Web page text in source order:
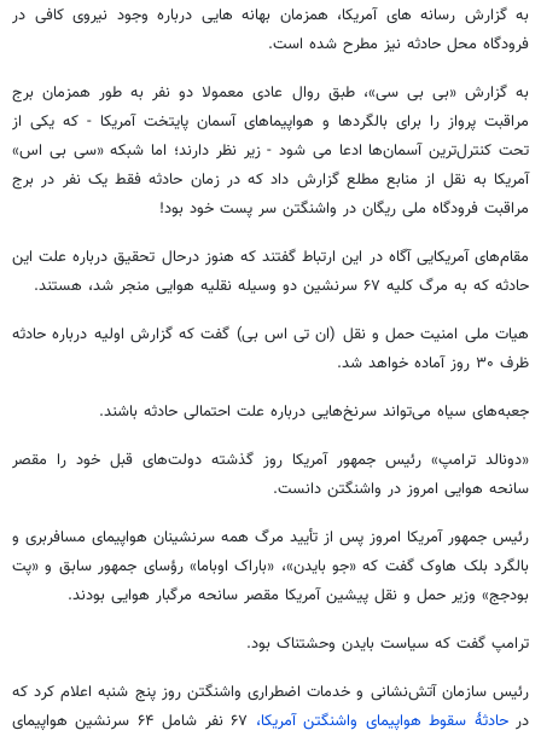
به گزارش رسانه های آمریکا، همزمان بهانه هایی درباره وجود نیروی کافی در
فرودگاه محل حادثه نیز مطرح شده است.
به گزارش «بی بی سی»، طبق روال عادی معمولا دو نفر به طور همزمان برج
مراقبت پرواز را برای بالگردها و هواپیماهای آسمان پایتخت آمریکا - که یکی از
تحت کنترل‌ترین آسمان‌ها ادعا می شود - زیر نظر دارند؛ اما شبکه «سی‌ بی‌ اس»
آمریکا به نقل از منابع مطلع گزارش داد که در زمان حادثه فقط یک نفر در برج
مراقبت فرودگاه ملی ریگان در واشنگتن سر پست خود بود!
مقام‌های آمریکایی آگاه در این ارتباط گفتند که هنوز درحال تحقیق درباره علت این
حادثه که به مرگ کلیه ۶۷ سرنشین دو وسیله نقلیه هوایی منجر شد، هستند.
هیات ملی امنیت حمل و نقل (ان‌ تی‌ اس‌ بی) گفت که گزارش اولیه درباره حادثه
ظرف ۳۰ روز آماده خواهد شد.
جعبه‌های سیاه می‌تواند سرنخ‌هایی درباره علت احتمالی حادثه باشند.
«دونالد ترامپ» رئیس جمهور آمریکا روز گذشته دولت‌های قبل خود را مقصر
سانحه هوایی امروز در واشنگتن دانست.
رئیس جمهور آمریکا امروز پس از تأیید مرگ همه سرنشینان هواپیمای مسافربری و
بالگرد بلک هاوک گفت که «جو بایدن»، «باراک اوباما» رؤسای جمهور سابق و «پت
بودجج» وزیر حمل و نقل پیشین آمریکا مقصر سانحه مرگبار هوایی بودند.
ترامپ گفت که سیاست بایدن وحشتناک بود.
رئیس سازمان آتش‌نشانی و خدمات اضطراری واشنگتن روز پنج شنبه اعلام کرد که
درحادثۀ سقوط هواپیمای واشنگتن آمریکا،
۶۷ نفر شامل ۶۴ سرنشین هواپیمای